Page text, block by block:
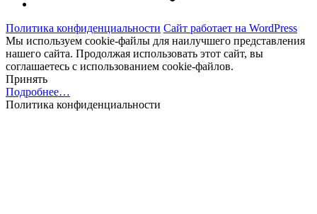
Политика конфиденциальности Сайт работает на WordPress
Мы используем cookie-файлы для наилучшего представления
нашего сайта. Продолжая использовать этот сайт, вы
соглашаетесь с использованием cookie-файлов.
Принять
Подробнее…
Политика конфиденциальности